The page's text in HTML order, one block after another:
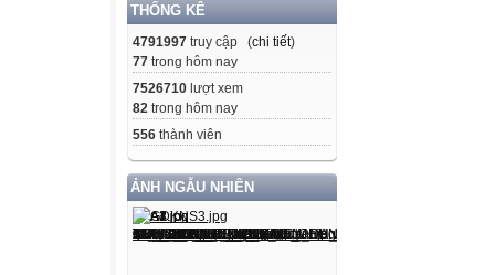
THỐNG KÊ
4791997 truy cập (chi tiết)
77 trong hôm nay
7526710 lượt xem
82 trong hôm nay
556 thành viên
ẢNH NGẪU NHIÊN